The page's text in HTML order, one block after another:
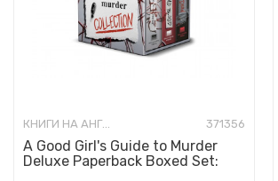
КНИГИ НА АНГЛИСКИ ЈАЗИК 371356
A Good Girl's Guide to Murder
Deluxe Paperback Boxed Set: